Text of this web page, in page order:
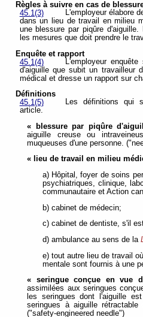
Règles à suivre en cas de
45.1(3)
L'employeur élabore
dans un lieu de travail en milieu
une blessure par piqûre
les mesures que doit prendre le
Enquête et rapport
45.1(4)
L'employeur
d'aiguille que subit un travailleur
médical et dresse un rapport sur
Définitions
45.1(5)
Les définitions qui
article.
« blessure par piqûre
aiguille creuse ou
muqueuses d'une personne.
« lieu de travail en milieu
a) Hôpital, foyer de soins
psychiatriques, clinique,
communautaire et Action
b) cabinet de médecin;
c) cabinet de dentiste, s'il
d) ambulance au sens de la
e) tout autre lieu de travail
mentale sont fournis à une
« seringue conçue en vue
assimilées aux seringues
les seringues dont l'aiguille
seringues à aiguille
("safety-engineered needle")